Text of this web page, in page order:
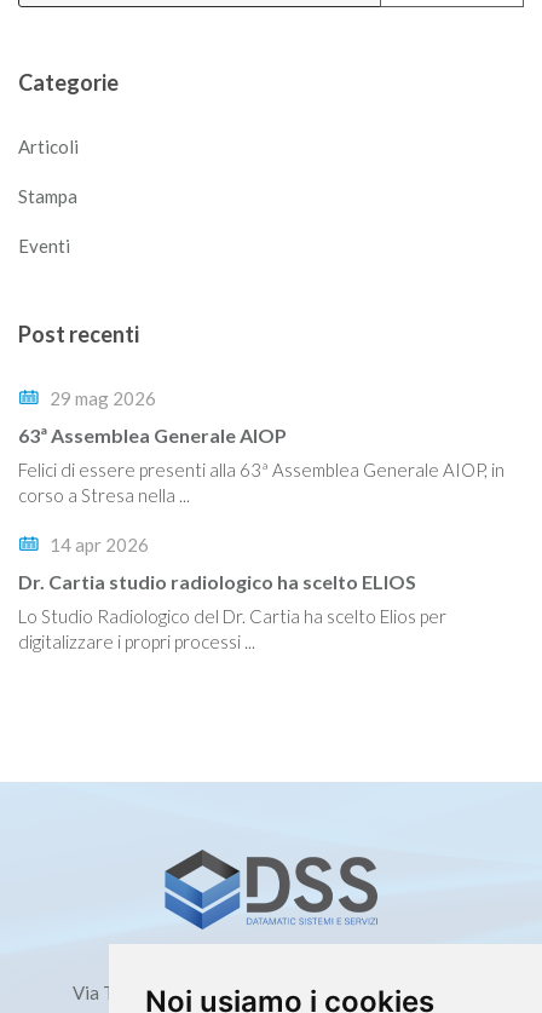
Noi usiamo i cookies
Categorie
Articoli
Stampa
Eventi
Post recenti
29 mag 2026
63ª Assemblea Generale AIOP
Felici di essere presenti alla 63ª Assemblea Generale AIOP, in
corso a Stresa nella ...
14 apr 2026
Dr. Cartia studio radiologico ha scelto ELIOS
Lo Studio Radiologico del Dr. Cartia ha scelto Elios per
digitalizzare i propri processi ...
Via Ticino, 68 - 20098 San Giuliano Milanese (MI)